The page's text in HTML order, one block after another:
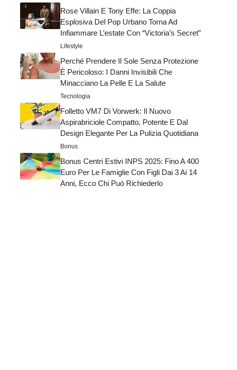
Rose Villain E Tony Effe: La Coppia
Esplosiva Del Pop Urbano Torna Ad
Infiammare L’estate Con “Victoria’s Secret”
Lifestyle
Perché Prendere Il Sole Senza Protezione
È Pericoloso: I Danni Invisibili Che
Minacciano La Pelle E La Salute
Tecnologia
Folletto VM7 Di Vorwerk: Il Nuovo
Aspirabriciole Compatto, Potente E Dal
Design Elegante Per La Pulizia Quotidiana
Bonus
Bonus Centri Estivi INPS 2025: Fino A 400
Euro Per Le Famiglie Con Figli Dai 3 Ai 14
Anni, Ecco Chi Può Richiederlo